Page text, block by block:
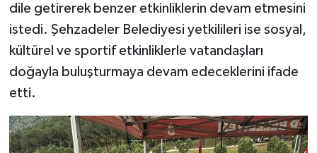
dile getirerek benzer etkinliklerin devam etmesini
istedi. Şehzadeler Belediyesi yetkilileri ise sosyal,
kültürel ve sportif etkinliklerle vatandaşları
doğayla buluşturmaya devam edeceklerini ifade
etti.